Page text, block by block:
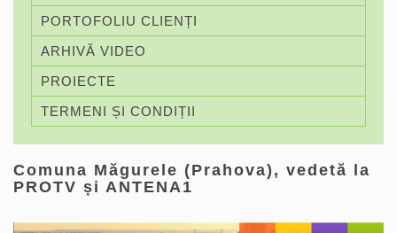
PORTOFOLIU CLIENȚI
ARHIVĂ VIDEO
PROIECTE
TERMENI ȘI CONDIȚII
Comuna Măgurele (Prahova), vedetă la
PROTV și ANTENA1